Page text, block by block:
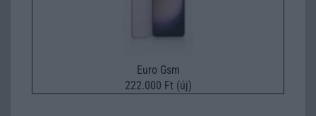
Euro Gsm
222.000 Ft (új)